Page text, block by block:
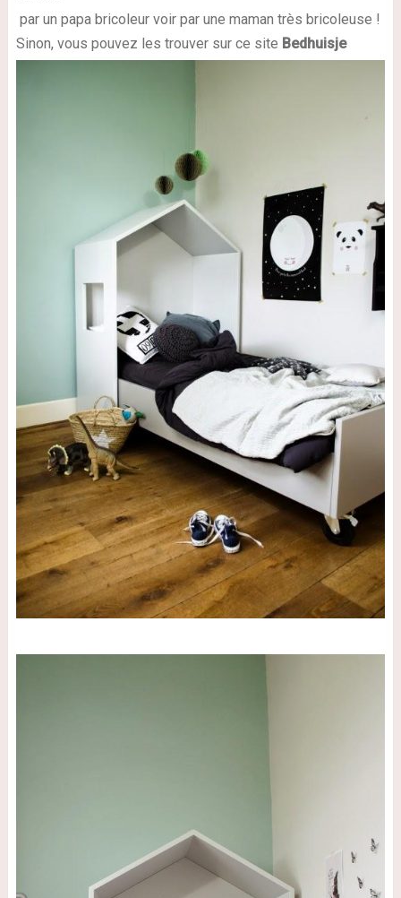
par un papa bricoleur voir par une maman très bricoleuse !
Sinon, vous pouvez les trouver sur ce site Bedhuisje